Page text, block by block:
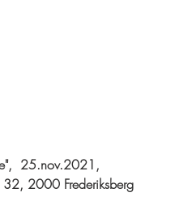
25.nov.2021,
2000 Frederiksberg